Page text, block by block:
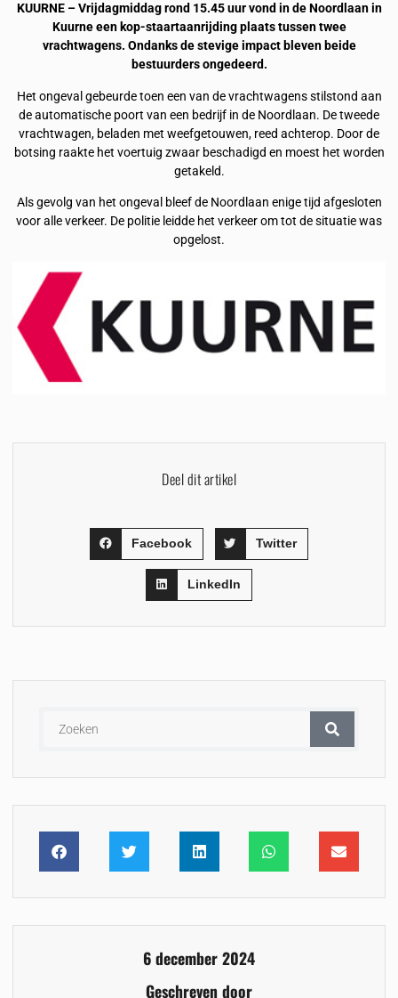
KUURNE – Vrijdagmiddag rond 15.45 uur vond in de Noordlaan in
Kuurne een kop-staartaanrijding plaats tussen twee
vrachtwagens. Ondanks de stevige impact bleven beide
bestuurders ongedeerd.
Het ongeval gebeurde toen een van de vrachtwagens stilstond aan
de automatische poort van een bedrijf in de Noordlaan. De tweede
vrachtwagen, beladen met weefgetouwen, reed achterop. Door de
botsing raakte het voertuig zwaar beschadigd en moest het worden
getakeld.
Als gevolg van het ongeval bleef de Noordlaan enige tijd afgesloten
voor alle verkeer. De politie leidde het verkeer om tot de situatie was
opgelost.
Deel dit artikel
Facebook Twitter
LinkedIn
6 december 2024
Geschreven door